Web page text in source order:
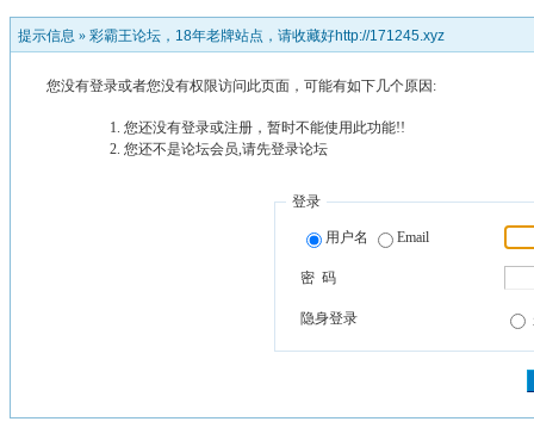
提示信息 » 彩霸王论坛，18年老牌站点，请收藏好http://171245.xyz
您没有登录或者您没有权限访问此页面，可能有如下几个原因:
您还没有登录或注册，暂时不能使用此功能!!
您还不是论坛会员,请先登录论坛
登录
用户名 Email
密 码
隐身登录